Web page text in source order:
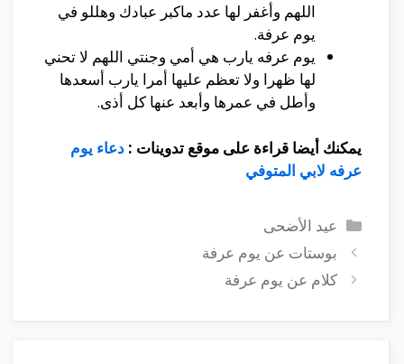
اللهم وأغفر لها عدد ماكبر عبادك وهللو في
يوم عرفة.
يوم عرفه يارب هي أمي وجنتي اللهم لا تحني
لها ظهرا ولا تعظم عليها أمرا يارب أسعدها
وأطل في عمرها وأبعد عنها كل أذى.
يمكنك أيضا قراءة على موقع تدوينات : دعاء يوم
عرفه لابي المتوفي
التصنيفات
عيد الأضحى
بوستات عن يوم عرفة
كلام عن يوم عرفة